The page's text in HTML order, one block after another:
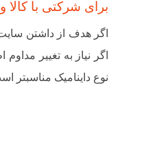
برای شرکتی با
اگر هدف از داشتن
اگر نیاز به تغییر
نوع داینامیک مناسبتر